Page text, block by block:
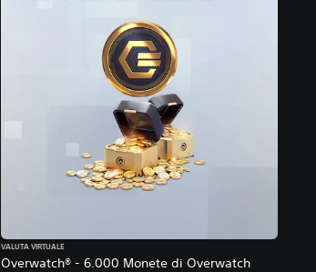
Overwatch® - 6.000 Monete di Overwatch
VALUTA VIRTUALE